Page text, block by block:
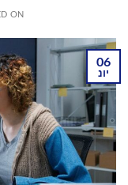
ON
06
יונ